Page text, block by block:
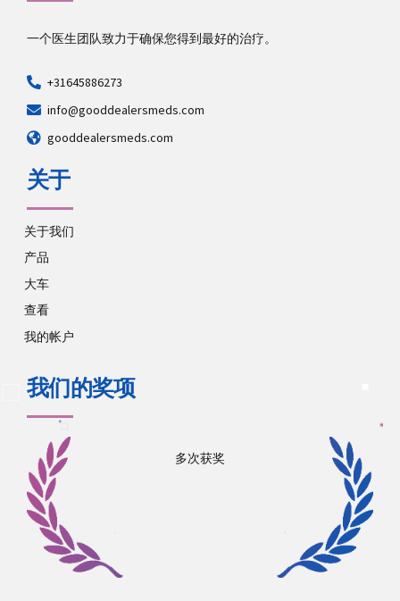
一个医生团队致力于确保您得到最好的治疗。
+31645886273
info@gooddealersmeds.com
gooddealersmeds.com
关于
关于我们
产品
大车
查看
我的帐户
我们的奖项
多次获奖